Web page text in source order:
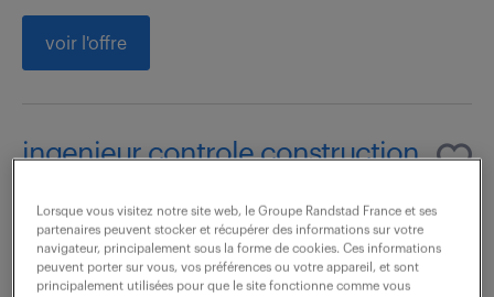
voir l'offre
ingenieur controle construction
6 août 2026
Montpellier (34)
CDI
Lorsque vous visitez notre site web, le Groupe Randstad France et ses
partenaires peuvent stocker et récupérer des informations sur votre
navigateur, principalement sous la forme de cookies. Ces informations
peuvent porter sur vous, vos préférences ou votre appareil, et sont
principalement utilisées pour que le site fonctionne comme vous